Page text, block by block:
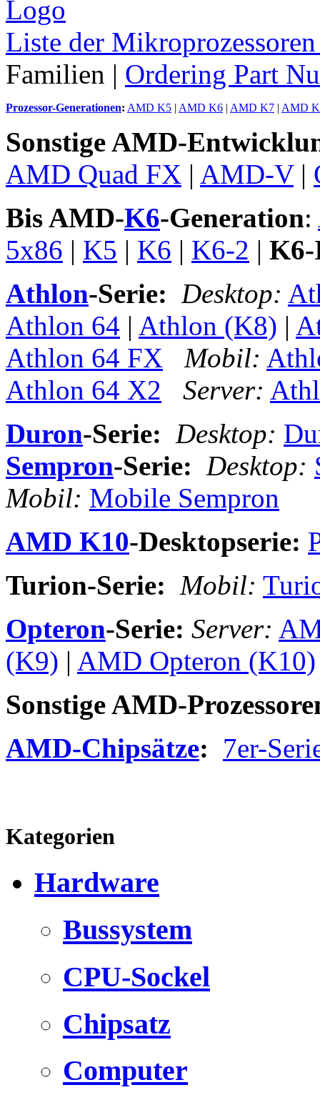
Liste der
Familien | Ordering Part
Prozessor-Generationen: AMD K5 | AMD K6 | AMD K7 | AMD
Sonstige AMD-
AMD Quad FX | AMD-V|
Bis AMD-K6-Generation:
5x86 | K5 | K6 | K6-2 |
Athlon-Serie: Desktop:
Athlon 64 | Athlon (K8) |
Athlon 64 FX
Mobil:
Athlon 64 X2
Server:
Duron-Serie: Desktop:
Sempron-Serie: Desktop:
Mobil: Mobile Sempron
AMD K10-Desktopserie:
Turion-Serie: Mobil:
Opteron-Serie: Server:
(K9) | AMD Opteron (K10)
Sonstige AMD-
AMD-Chipsätze: 7er-
Kategorien
Hardware
Bussystem
CPU-Sockel
Chipsatz
Computer